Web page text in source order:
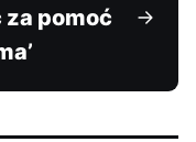
pomoć